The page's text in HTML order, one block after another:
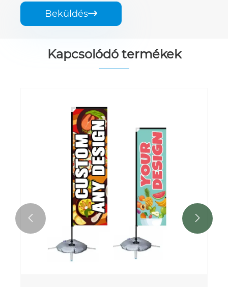
Beküldés
Kapcsolódó termékek
 